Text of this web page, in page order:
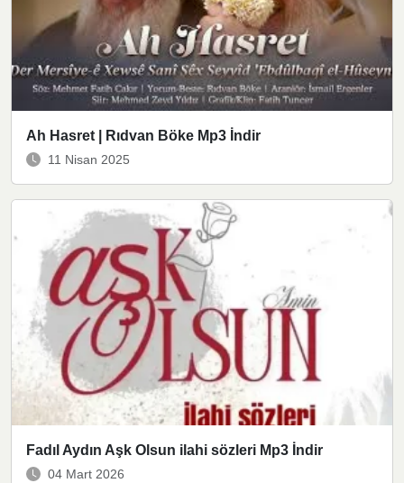
Ah Hasret | Rıdvan Böke Mp3 İndir
11 Nisan 2025
Fadıl Aydın Aşk Olsun ilahi sözleri Mp3 İndir
04 Mart 2026